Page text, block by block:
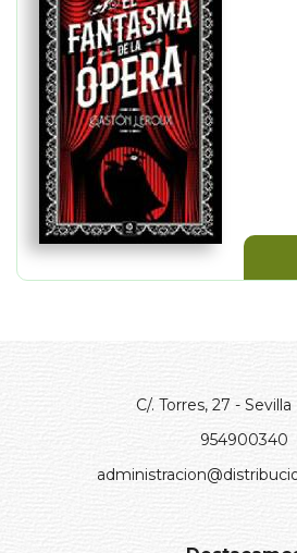
C/. Torres, 27 -
954900340